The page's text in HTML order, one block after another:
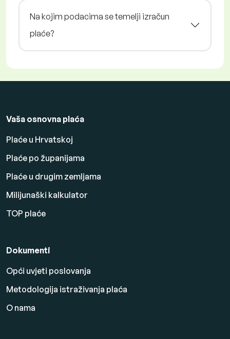
Na kojim podacima se temelji izračun
plaće?
Vaša osnovna plaća
Plaće u Hrvatskoj
Plaće po županijama
Plaće u drugim zemljama
Milijunaški kalkulator
TOP plaće
Dokumenti
Opći uvjeti poslovanja
Metodologija istraživanja plaća
O nama